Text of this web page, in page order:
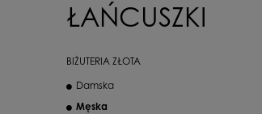
ŁAŃCUSZKI
BIŻUTERIA ZŁOTA
Damska
Męska